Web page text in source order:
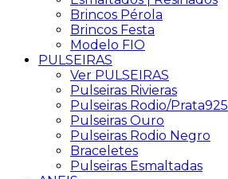
Brincos Pérola
Brincos Festa
Modelo FIO
PULSEIRAS
Ver PULSEIRAS
Pulseiras Rivieras
Pulseiras Rodio/Prata925
Pulseiras Ouro
Pulseiras Rodio Negro
Braceletes
Pulseiras Esmaltadas